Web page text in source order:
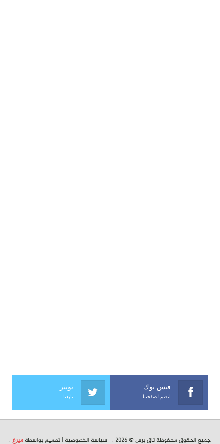
فيس بوك
انضم لصفحتنا
تويتر
تابعنا
جميع الحقوق محفوظة تاق برس © 2026 . - سياسة الخصوصية | تصميم بواسطة ميرغ .